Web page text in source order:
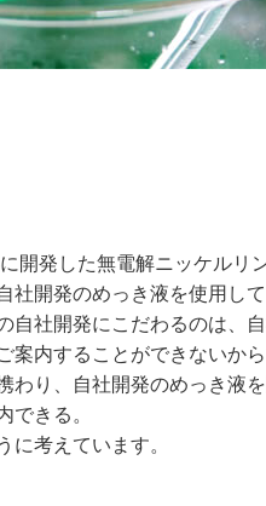
開発した無電解ニッケルリ
社開発のめっき液を使用して
自社開発にこだわるのは、
案内することができないから
わり、自社開発のめっき液
できる。
に考えています。